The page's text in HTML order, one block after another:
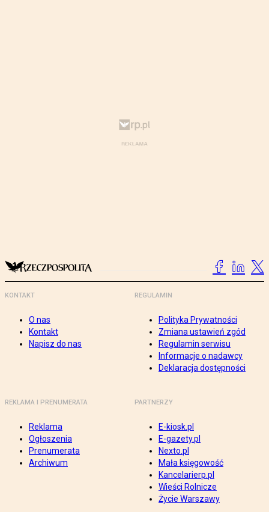
KONTAKT
O nas
Kontakt
Napisz do nas
REGULAMIN
Polityka Prywatności
Zmiana ustawień zgód
Regulamin serwisu
Informacje o nadawcy
Deklaracja dostępności
REKLAMA I PRENUMERATA
Reklama
Ogłoszenia
Prenumerata
Archiwum
PARTNERZY
E-kiosk.pl
E-gazety.pl
Nexto.pl
Mała księgowość
Kancelarierp.pl
Wieści Rolnicze
Życie Warszawy